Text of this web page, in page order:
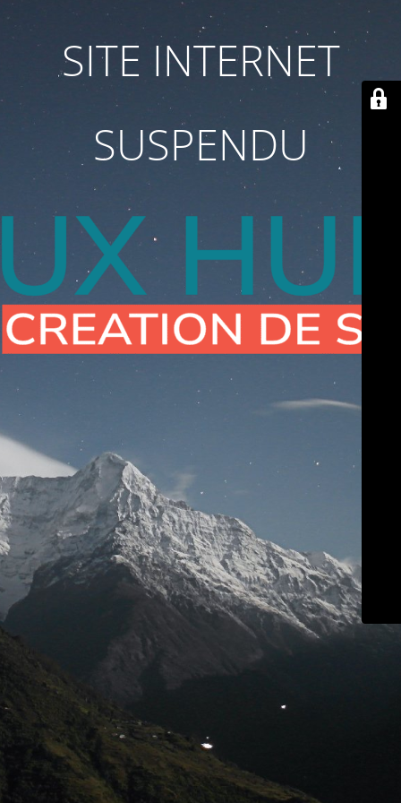
SITE INTERNET
SUSPENDU